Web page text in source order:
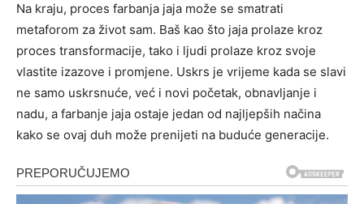
Na kraju, proces farbanja jaja može se smatrati
metaforom za život sam. Baš kao što jaja prolaze kroz
proces transformacije, tako i ljudi prolaze kroz svoje
vlastite izazove i promjene. Uskrs je vrijeme kada se slavi
ne samo uskrsnuće, već i novi početak, obnavljanje i
nadu, a farbanje jaja ostaje jedan od najljepših načina
kako se ovaj duh može prenijeti na buduće generacije.